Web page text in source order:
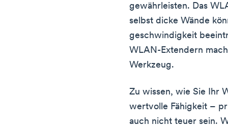
gewährleisten. Das
selbst dicke Wände
geschwindigkeit
WLAN-Extendern
Werkzeug.
Zu wissen, wie Sie Ihr
wertvolle Fähigkeit –
auch nicht teuer sein.